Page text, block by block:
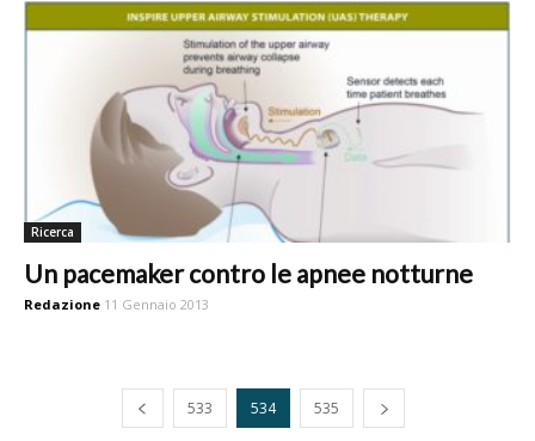
Ricerca
Un pacemaker contro le apnee notturne
Redazione 11 Gennaio 2013
533 534 535